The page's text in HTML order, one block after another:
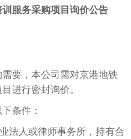
服务采购项目询价公告
要，本公司需对京港地铁
进行密封询价。
条件：
法人或律师事务所 ，持有合